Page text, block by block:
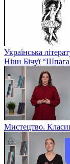
Українська
Ніни Бічуї
Мистецтво.